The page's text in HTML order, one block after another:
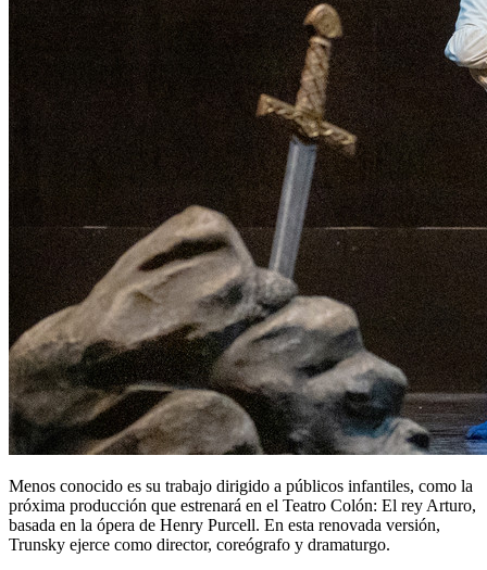
Menos conocido es su trabajo dirigido a públicos infantiles, como la
próxima producción que estrenará en el Teatro Colón: El rey Arturo,
basada en la ópera de Henry Purcell. En esta renovada versión,
Trunsky ejerce como director, coreógrafo y dramaturgo.